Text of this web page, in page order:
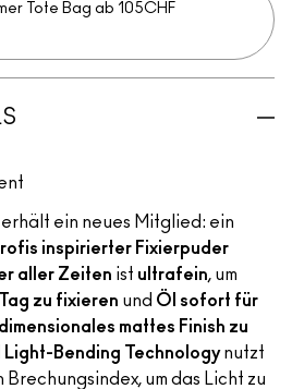
Tote Bag ab 105CHF
ein neues Mitglied: ein
inspirierter Fixierpuder
aller Zeiten ist ultrafein, um
zu fixieren und Öl sofort für
mattes Finish zu
Light-Bending Technologynutzt
Brechungsindex, um das Licht zu